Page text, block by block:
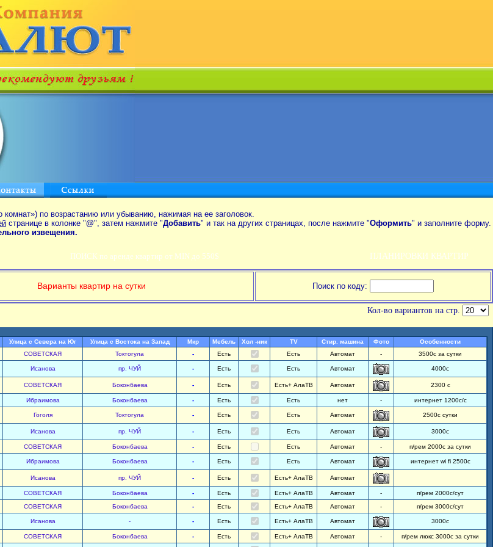
по возрастанию или убыванию, нажимая на ее заголовок.
странице в колонке "@", затем нажмите "Добавить" и так на других страницах, после нажмите "Оформить" и заполните форму.
извещения.
ПОИСК по аренде квартир от MIN до 550$ ПЛАНИРОВКИ КВАРТИР
Варианты квартир на сутки Поиск по коду:
Кол-во вариантов на стр.
Улица с Севера на Юг Улица с Востока на Запад Мкр Мебель Хол -ник TV Стир. машина Фото
Особенности
СОВЕТСКАЯ Токтогула - Есть Есть Автомат - 3500с за сутки
Исанова пр. ЧУЙ - Есть Есть Автомат 4000с
СОВЕТСКАЯ Боконбаева - Есть Есть+ АлаТВ Автомат 2300 с
Ибраимова Боконбаева - Есть Есть нет - интернет 1200с/с
Гоголя Токтогула - Есть Есть Автомат 2500с сутки
Исанова пр. ЧУЙ - Есть Есть Автомат 3000с
СОВЕТСКАЯ Боконбаева - Есть Есть Автомат - п/рем 2000с за сутки
Ибраимова Боконбаева - Есть Есть Автомат интернет wi fi 2500с
Исанова пр. ЧУЙ - Есть Есть+ АлаТВ Автомат
СОВЕТСКАЯ Боконбаева - Есть Есть+ АлаТВ Автомат -
п/рем 2000с/сут
СОВЕТСКАЯ Боконбаева - Есть Есть+ АлаТВ Автомат - п/рем 3000с/сут
Исанова - - Есть Есть+ АлаТВ Автомат 3000с
СОВЕТСКАЯ Боконбаева - Есть Есть+ АлаТВ Автомат -
п/рем люкс 3000с за сутки